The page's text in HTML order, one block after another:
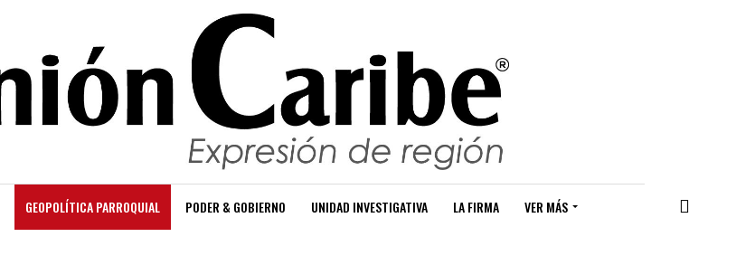
GEOPOLÍTICA PARROQUIAL PODER & GOBIERNO UNIDAD INVESTIGATIVA LA FIRMA VER MÁS